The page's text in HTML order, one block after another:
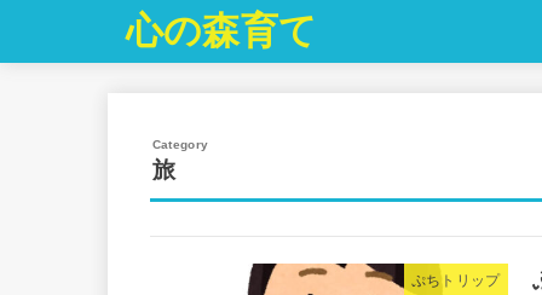
心の森育て
旅
ぷちトリップ